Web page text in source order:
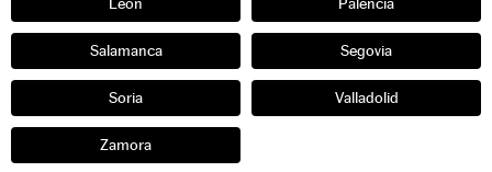
Salamanca Segovia
Soria Valladolid
Zamora